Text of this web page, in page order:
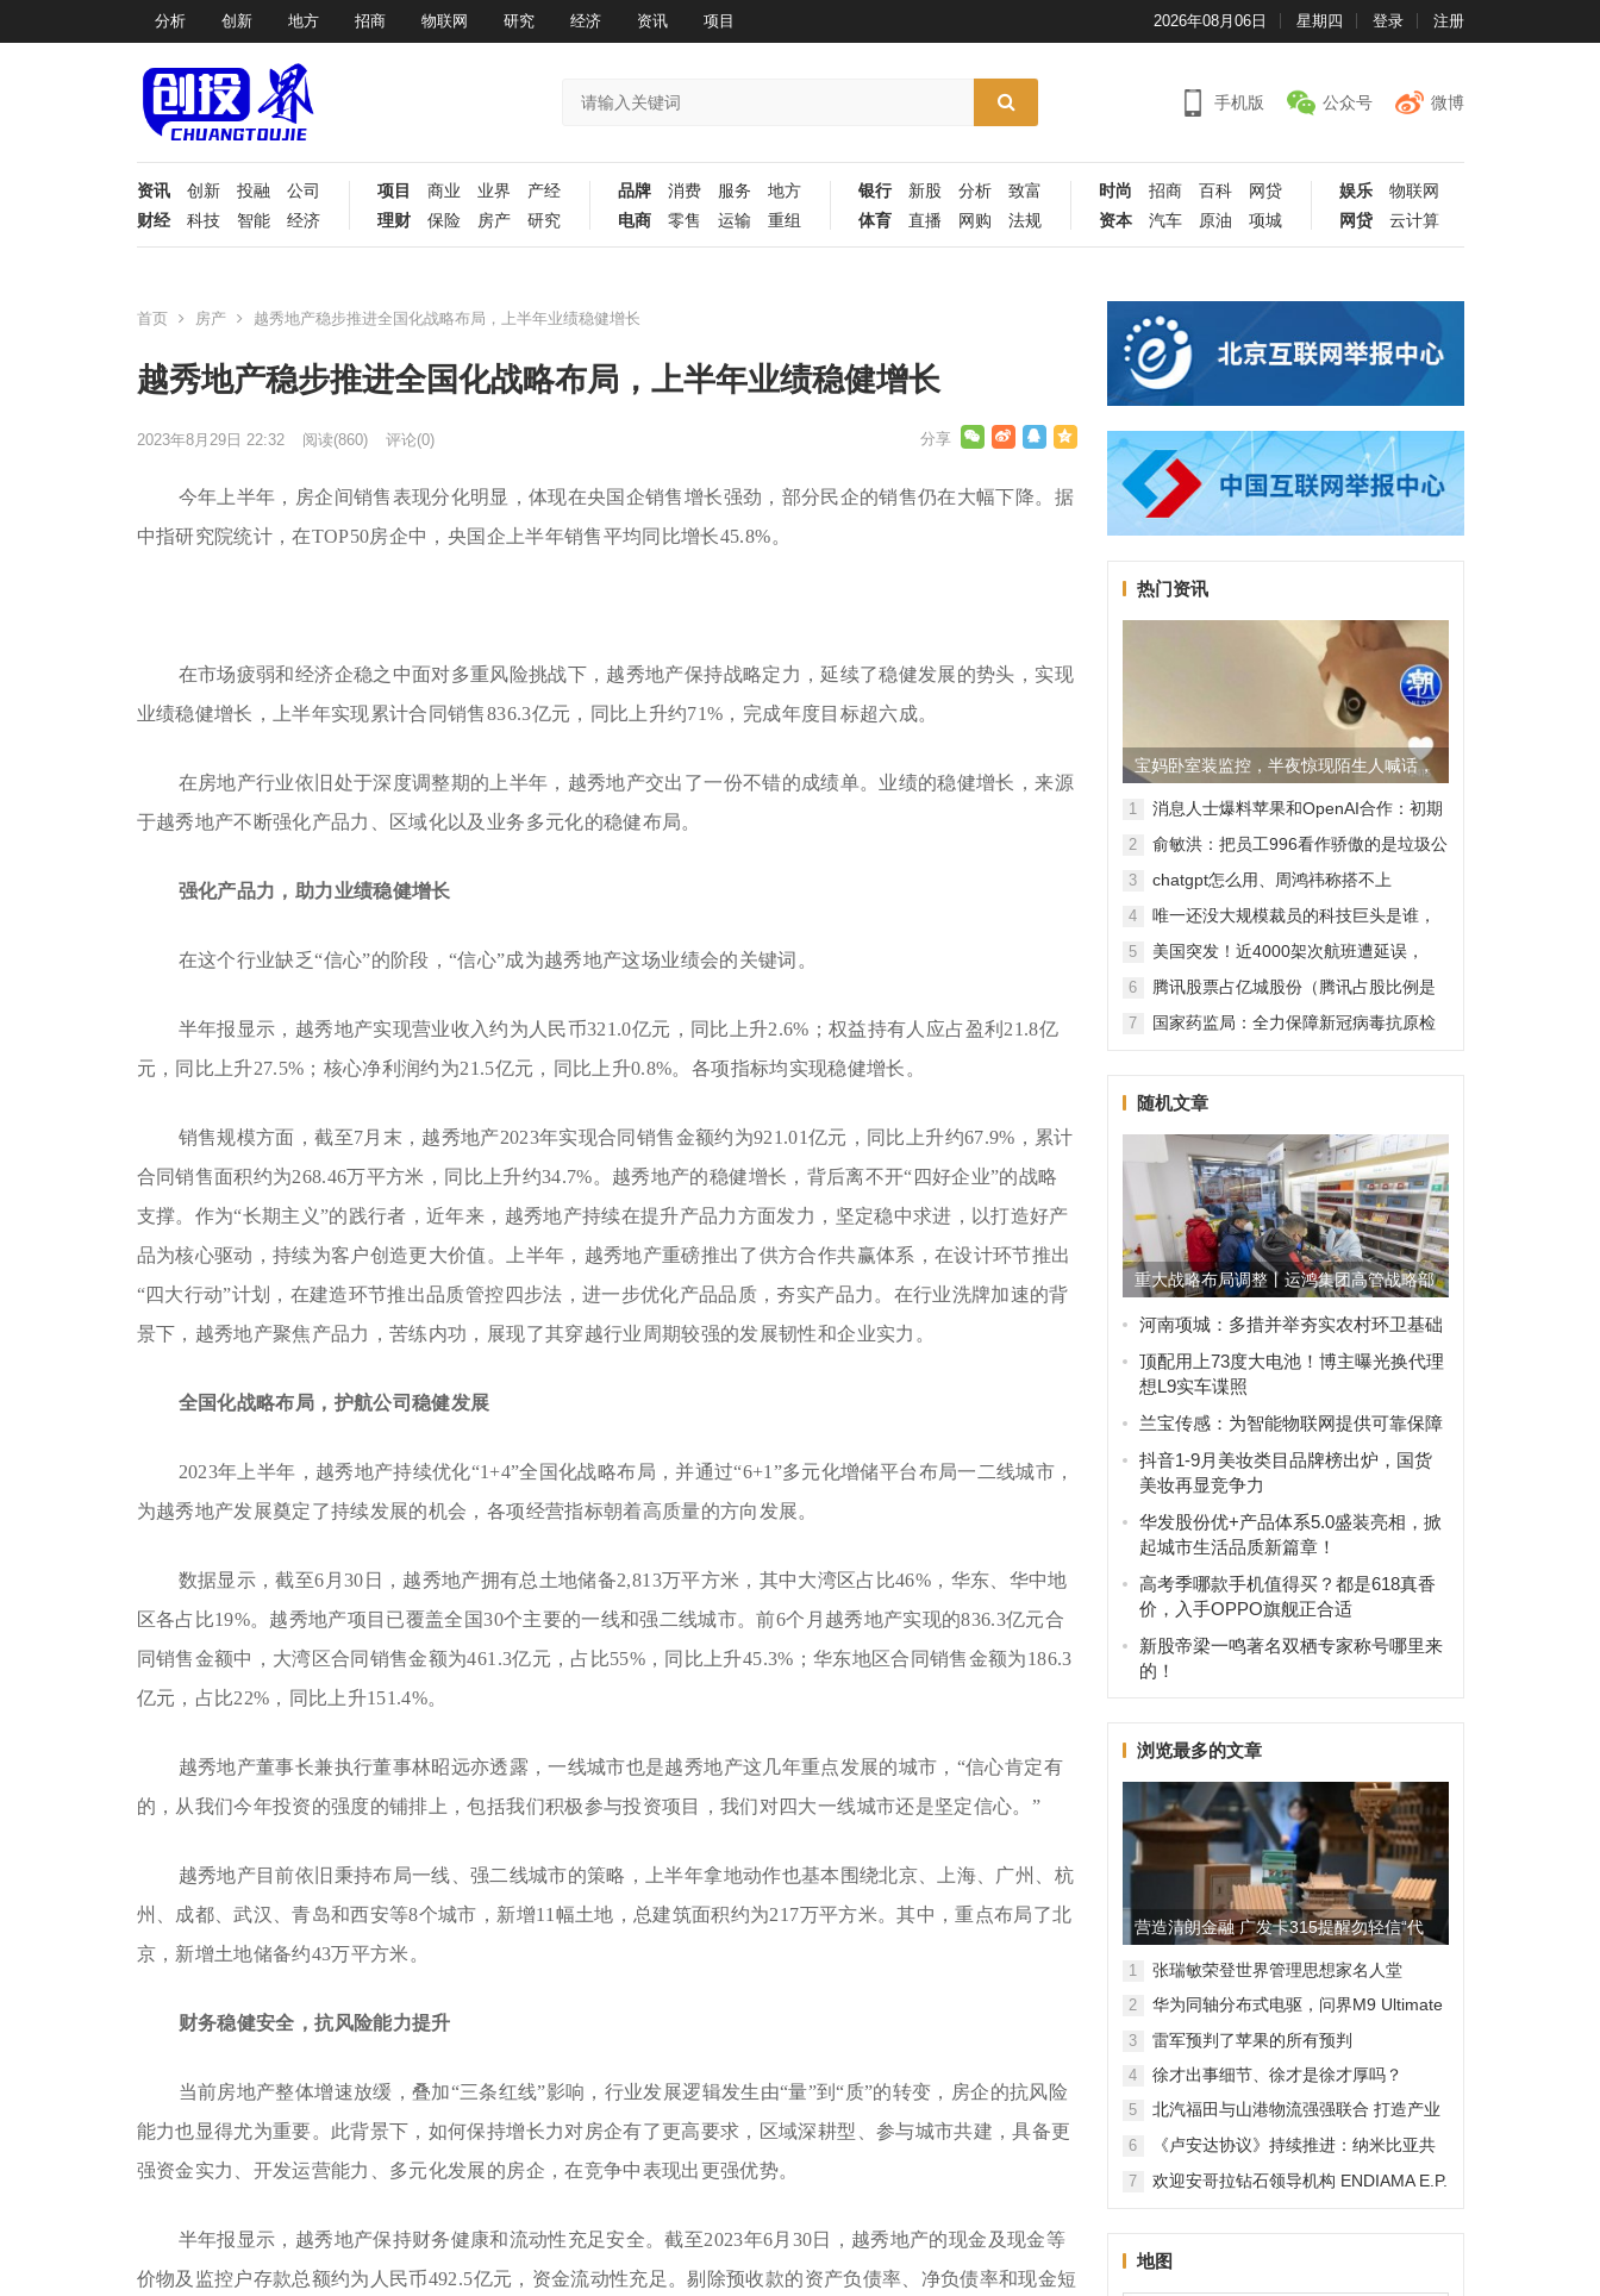
分析 创新 地方 招商 物联网 研究 经济 资讯 项目 2026年08月06日 星期四 登录 注册
手机版 公众号 微博
资讯 创新 投融
公司
财经
科技 智能 经济
项目 商业 业界
产经
理财
保险 房产 研究
品牌 消费 服务
地方
电商
零售 运输 重组
银行 新股 分析
致富
体育
直播 网购 法规
时尚 招商 百科
网贷
资本
汽车 原油 项城
娱乐
物联网
网贷
云计算
首页 房产 越秀地产稳步推进全国化战略布局，上半年业绩稳健增长
越秀地产稳步推进全国化战略布局，上半年业绩稳健增长
2023年8月29日 22:32 阅读(860) 评论(0)
今年上半年，房企间销售表现分化明显，体现在央国企销售增长强劲，部分民企的销售仍在大幅下降。据
中指研究院统计，在TOP50房企中，央国企上半年销售平均同比增长45.8%。
在市场疲弱和经济企稳之中面对多重风险挑战下，越秀地产保持战略定力，延续了稳健发展的势头，实现
业绩稳健增长，上半年实现累计合同销售836.3亿元，同比上升约71%，完成年度目标超六成。
在房地产行业依旧处于深度调整期的上半年，越秀地产交出了一份不错的成绩单。业绩的稳健增长，来源
于越秀地产不断强化产品力、区域化以及业务多元化的稳健布局。
强化产品力，助力业绩稳健增长
在这个行业缺乏“信心”的阶段，“信心”成为越秀地产这场业绩会的关键词。
半年报显示，越秀地产实现营业收入约为人民币321.0亿元，同比上升2.6%；权益持有人应占盈利21.8亿
元，同比上升27.5%；核心净利润约为21.5亿元，同比上升0.8%。各项指标均实现稳健增长。
销售规模方面，截至7月末，越秀地产2023年实现合同销售金额约为921.01亿元，同比上升约67.9%，累计
合同销售面积约为268.46万平方米，同比上升约34.7%。越秀地产的稳健增长，背后离不开“四好企业”的战略
支撑。作为“长期主义”的践行者，近年来，越秀地产持续在提升产品力方面发力，坚定稳中求进，以打造好产
品为核心驱动，持续为客户创造更大价值。上半年，越秀地产重磅推出了供方合作共赢体系，在设计环节推出
“四大行动”计划，在建造环节推出品质管控四步法，进一步优化产品品质，夯实产品力。在行业洗牌加速的背
景下，越秀地产聚焦产品力，苦练内功，展现了其穿越行业周期较强的发展韧性和企业实力。
全国化战略布局，护航公司稳健发展
2023年上半年，越秀地产持续优化“1+4”全国化战略布局，并通过“6+1”多元化增储平台布局一二线城市，
为越秀地产发展奠定了持续发展的机会，各项经营指标朝着高质量的方向发展。
数据显示，截至6月30日，越秀地产拥有总土地储备2,813万平方米，其中大湾区占比46%，华东、华中地
区各占比19%。越秀地产项目已覆盖全国30个主要的一线和强二线城市。前6个月越秀地产实现的836.3亿元合
同销售金额中，大湾区合同销售金额为461.3亿元，占比55%，同比上升45.3%；华东地区合同销售金额为186.3
亿元，占比22%，同比上升151.4%。
越秀地产董事长兼执行董事林昭远亦透露，一线城市也是越秀地产这几年重点发展的城市，“信心肯定有
的，从我们今年投资的强度的铺排上，包括我们积极参与投资项目，我们对四大一线城市还是坚定信心。”
越秀地产目前依旧秉持布局一线、强二线城市的策略，上半年拿地动作也基本围绕北京、上海、广州、杭
州、成都、武汉、青岛和西安等8个城市，新增11幅土地，总建筑面积约为217万平方米。其中，重点布局了北
京，新增土地储备约43万平方米。
财务稳健安全，抗风险能力提升
当前房地产整体增速放缓，叠加“三条红线”影响，行业发展逻辑发生由“量”到“质”的转变，房企的抗风险
能力也显得尤为重要。此背景下，如何保持增长力对房企有了更高要求，区域深耕型、参与城市共建，具备更
强资金实力、开发运营能力、多元化发展的房企，在竞争中表现出更强优势。
半年报显示，越秀地产保持财务健康和流动性充足安全。截至2023年6月30日，越秀地产的现金及现金等
价物及监控户存款总额约为人民币492.5亿元，资金流动性充足。剔除预收款的资产负债率、净负债率和现金短
热门资讯
宝妈卧室装监控，半夜惊现陌生人喊话，
警方已介入调查
1
消息人士爆料苹果和OpenAI合作：初期
无现金交易、未来探索分成佣金
2
俞敏洪：把员工996看作骄傲的是垃圾公
司，建议24节气都放假
3
chatgpt怎么用、周鸿祎称搭不上
ChatGPT企业会被淘汰
4
唯一还没大规模裁员的科技巨头是谁，
苹果还能扛多久？
5
美国突发！近4000架次航班遭延误，
2000架次航班被取消
6
腾讯股票占亿城股份（腾讯占股比例是
怎样的？）
7
国家药监局：全力保障新冠病毒抗原检
随机文章
重大战略布局调整丨运鸿集团高管战略部
署会暨2024年集团下半...
河南项城：多措并举夯实农村环卫基础
顶配用上73度大电池！博主曝光换代理
想L9实车谍照
兰宝传感：为智能物联网提供可靠保障
抖音1-9月美妆类目品牌榜出炉，国货
美妆再显竞争力
华发股份优+产品体系5.0盛装亮相，掀
起城市生活品质新篇章！
高考季哪款手机值得买？都是618真香
价，入手OPPO旗舰正合适
新股帝梁一鸣著名双栖专家称号哪里来
的！
浏览最多的文章
营造清朗金融 广发卡315提醒勿轻信“代
理维权”
1 张瑞敏荣登世界管理思想家名人堂
2
华为同轴分布式电驱，问界M9 Ultimate
背后的“车轮思想者”
3 雷军预判了苹果的所有预判
4 徐才出事细节、徐才是徐才厚吗？
5
北汽福田与山港物流强强联合 打造产业
融合新范本
6
《卢安达协议》持续推进：纳米比亚共
和国加入，印度宝石与珠宝出口促进委
员会与迪拜多种商品交易中心启动加入
7
欢迎安哥拉钻石领导机构 ENDIAMA E.P.
地图